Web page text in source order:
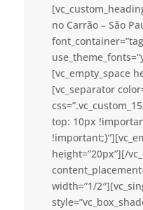
no Carrão – São
[vc_empty_space
[vc_separator
top: 10px
height=”20px”][/
width=”1/